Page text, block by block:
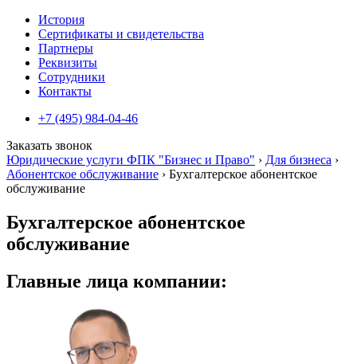
История
Сертификаты и свидетельства
Партнеры
Реквизиты
Сотрудники
Контакты
+7 (495) 984-04-46
Заказать звонок
Юридические услуги ФПК "Бизнес и Право" › Для бизнеса ›
Абонентское обслуживание › Бухгалтерское абонентское
обслуживание
Бухгалтерское абонентское
обслуживание
Главные лица компании: